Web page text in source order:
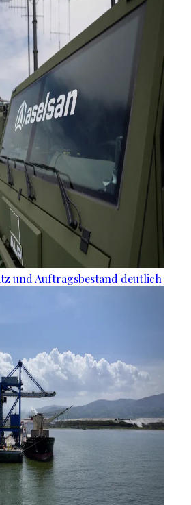
und Auftragsbestand deutlich